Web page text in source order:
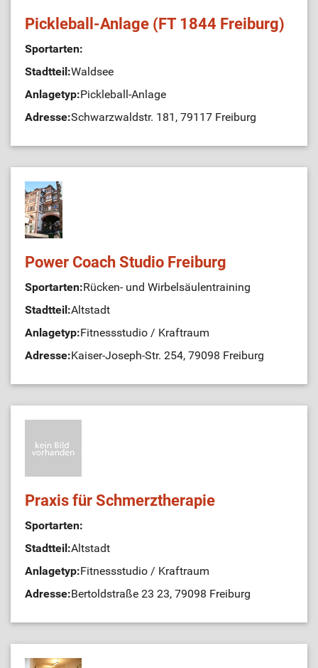
Pickleball-Anlage (FT 1844 Freiburg)
Sportarten:
Stadtteil:Waldsee
Anlagetyp:Pickleball-Anlage
Adresse:Schwarzwaldstr. 181, 79117 Freiburg
Power Coach Studio Freiburg
Sportarten:Rücken- und Wirbelsäulentraining
Stadtteil:Altstadt
Anlagetyp:Fitnessstudio / Kraftraum
Adresse:Kaiser-Joseph-Str. 254, 79098 Freiburg
Praxis für Schmerztherapie
Sportarten:
Stadtteil:Altstadt
Anlagetyp:Fitnessstudio / Kraftraum
Adresse:Bertoldstraße 23 23, 79098 Freiburg